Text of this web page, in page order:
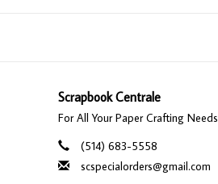
Scrapbook Centrale
For All Your Paper Crafting Needs
(514) 683-5558
scspecialorders@gmail.com